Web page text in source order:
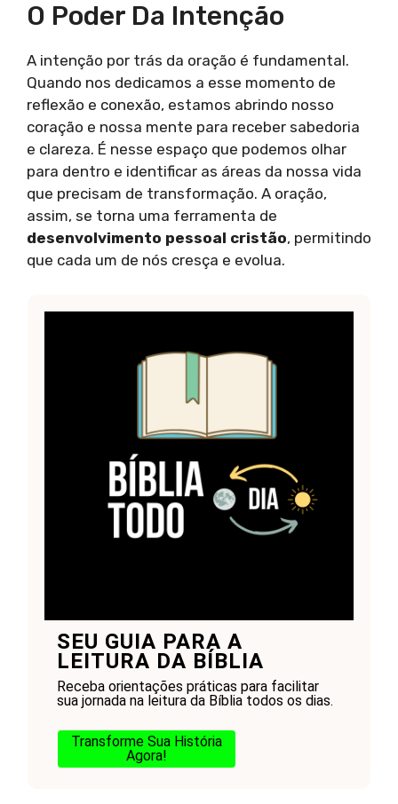
O Poder Da Intenção
A intenção por trás da oração é fundamental.
Quando nos dedicamos a esse momento de
reflexão e conexão, estamos abrindo nosso
coração e nossa mente para receber sabedoria
e clareza. É nesse espaço que podemos olhar
para dentro e identificar as áreas da nossa vida
que precisam de transformação. A oração,
assim, se torna uma ferramenta de
desenvolvimento pessoal cristão, permitindo
que cada um de nós cresça e evolua.
SEU GUIA PARA A
LEITURA DA BÍBLIA
Receba orientações práticas para facilitar
sua jornada na leitura da Bíblia todos os dias.
Transforme Sua História
Agora!